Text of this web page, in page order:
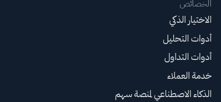
الخصائص
الاختيار الذكي
أدوات التحليل
أدوات التداول
خدمة العملاء
الذكاء الاصطناعي لمنصة سهم